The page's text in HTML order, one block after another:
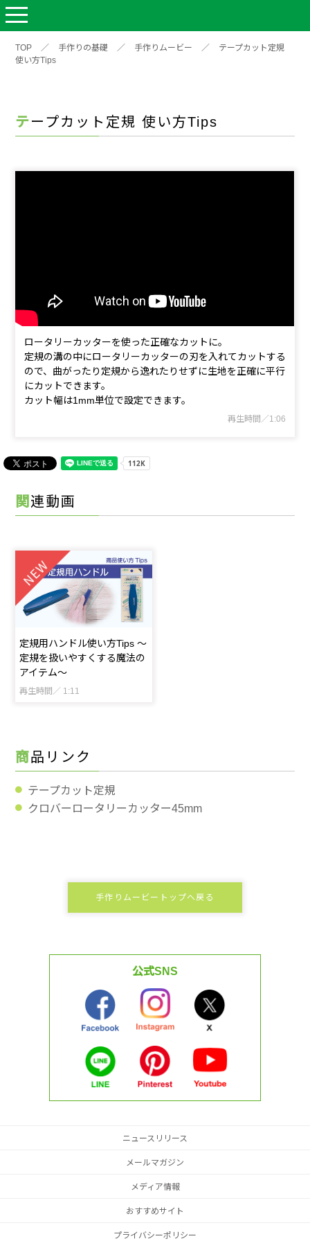
TOP ／ 手作りの基礎 ／ 手作りムービー ／
テープカット定規
使い方Tips
テープカット定規 使い方Tips
ロータリーカッターを使った正確なカットに。
定規の溝の中にロータリーカッターの刃を入れてカットする
ので、曲がったり定規から逸れたりせずに生地を正確に平行
にカットできます。
カット幅は1mm単位で設定できます。
再生時間／1:06
関連動画
定規用ハンドル使い方Tips ～
定規を扱いやすくする魔法の
アイテム～
再生時間／ 1:11
商品リンク
テープカット定規
クロバーロータリーカッター45mm
手作りムービートップへ戻る
公式SNS
ニュースリリース
メールマガジン
メディア情報
おすすめサイト
プライバシーポリシー